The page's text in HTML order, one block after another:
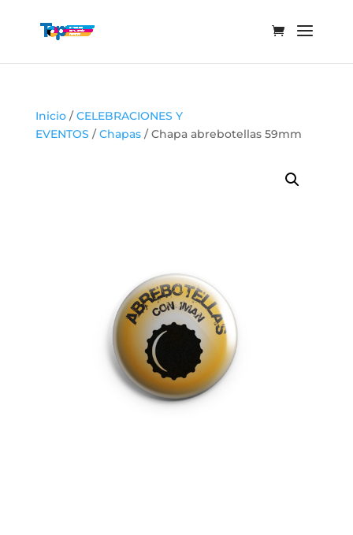
Inicio/CELEBRACIONES Y
EVENTOS /Chapas/ Chapa abrebotellas 59mm